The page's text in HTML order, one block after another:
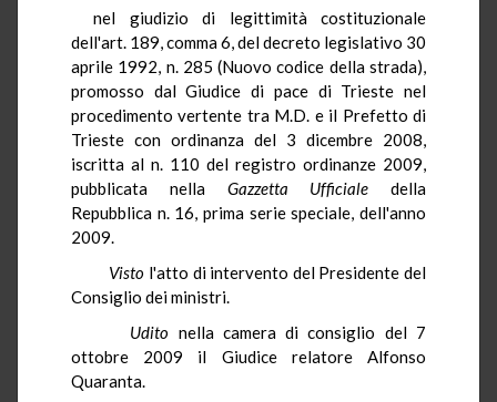
nel giudizio di legittimità costituzionale
dell'art. 189, comma 6, del decreto legislativo 30
aprile 1992, n. 285 (Nuovo codice della strada),
promosso dal Giudice di pace di Trieste nel
procedimento vertente tra M.D. e il Prefetto di
Trieste con ordinanza del 3 dicembre 2008,
iscritta al n. 110 del registro ordinanze 2009,
pubblicata nella Gazzetta Ufficiale della
Repubblica n. 16, prima serie speciale, dell'anno
2009.
Visto l'atto di intervento del Presidente del
Consiglio dei ministri.
Udito nella camera di consiglio del 7
ottobre 2009 il Giudice relatore Alfonso
Quaranta.